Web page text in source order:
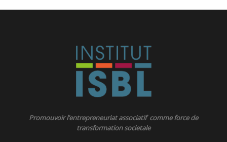
Promouvoir l’entrepreneuriat associatif comme force de
transformation societale